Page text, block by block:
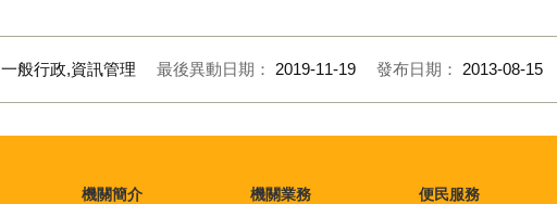
一般行政,資訊管理 最後異動日期： 2019-11-19 發布日期： 2013-08-15
機關簡介 機關業務 便民服務